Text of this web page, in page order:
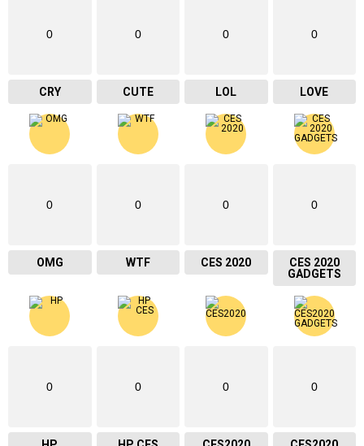
0
CRY
0
CUTE
0
LOL
0
LOVE
0
OMG
0
WTF
0
CES 2020
0
CES 2020
GADGETS
0 0 0 0